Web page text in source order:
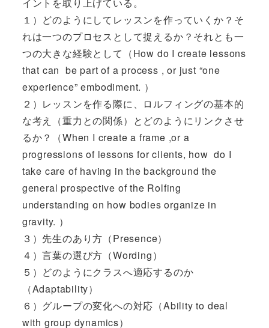
イントを取り上げている。
１）どのようにしてレッスンを作っていくか？そ
れは一つのプロセスとして捉えるか？それとも一
つの大きな経験として（How do I create lessons
that can be part of a process , or just “one
experience” embodiment. ）
２）レッスンを作る際に、ロルフィングの基本的
な考え（重力との関係）とどのようにリンクさせ
るか？（When I create a frame ,or a
progressions of lessons for clients, how do I
take care of having in the background the
general prospective of the Rolfing
understanding on how bodies organize in
gravity. ）
３）先生のあり方（Presence）
４）言葉の選び方（Wording）
５）どのようにクラスへ適応するのか
（Adaptability）
６）グループの変化への対応（Ability to deal
with group dynamics）